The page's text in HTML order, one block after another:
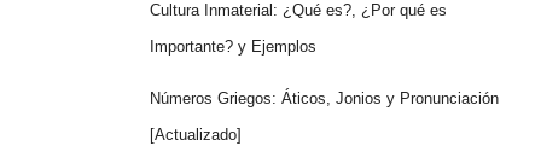
Cultura Inmaterial: ¿Qué es?, ¿Por qué es
Importante? y Ejemplos
Números Griegos: Áticos, Jonios y Pronunciación
[Actualizado]